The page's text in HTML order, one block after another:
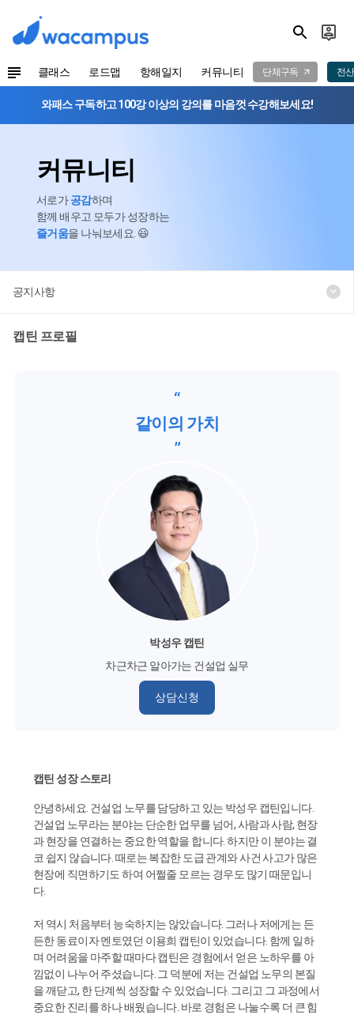
클래스 로드맵 항해일지 커뮤니티 단체구독 전
와패스 구독하고 100강 이상의 강의를 마음껏 수강해보세요!
커뮤니티
서로가공감하며
함께 배우고 모두가 성장하는
즐거움을 나눠보세요. 😃
공지사항
캡틴 프로필
박성우 캡틴
차근차근 알아가는 건설업 실무
상담신청
“
같이의 가치
”
캡틴 성장 스토리
안녕하세요. 건설업 노무를 담당하고 있는 박성우 캡틴입니다.
건설업 노무라는 분야는 단순한 업무를 넘어, 사람과 사람, 현장
과 현장을 연결하는 중요한 역할을 합니다. 하지만 이 분야는 결
코 쉽지 않습니다. 때로는 복잡한 도급 관계와 사건 사고가 많은
현장에 직면하기도 하여 어쩔줄 모르는 경우도 많기 때문입니
다.
저 역시 처음부터 능숙하지는 않았습니다. 그러나 저에게는 든
든한 동료이자 멘토였던 이용희 캡틴이 있었습니다. 함께 일하
며 어려움을 마주할 때마다 캡틴은 경험에서 얻은 노하우를 아
낌없이 나누어 주셨습니다. 그 덕분에 저는 건설업 노무의 본질
을 깨닫고, 한 단계씩 성장할 수 있었습니다. 그리고 그 과정에서
중요한 진리를 하나 배웠습니다. 바로 경험은 나눌수록 더 큰 힘